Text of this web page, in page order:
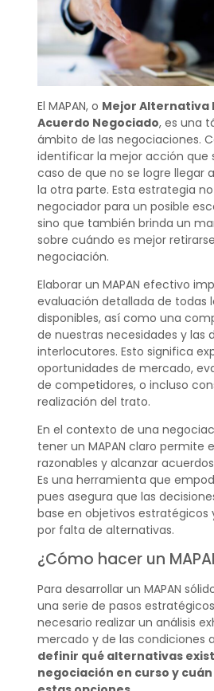
El MAPAN, o Mejor Alternativa
Acuerdo Negociado, es una
ámbito de las negociaciones.
identificar la mejor acción que
caso de que no se logre llegar
la otra parte. Esta estrategia
negociador para un posible
sino que también brinda un
sobre cuándo es mejor
negociación.
Elaborar un MAPAN efectivo
evaluación detallada de todas
disponibles, así como una
de nuestras necesidades y las
interlocutores. Esto significa
oportunidades de mercado,
de competidores, o incluso
realización del trato.
En el contexto de una
tener un MAPAN claro permite
razonables y alcanzar
Es una herramienta que
pues asegura que las
base en objetivos estratégicos
por falta de alternativas.
¿Cómo hacer un
Para desarrollar un MAPAN
una serie de pasos
necesario realizar un análisis
mercado y de las condiciones
definir qué alternativas
negociación en curso y